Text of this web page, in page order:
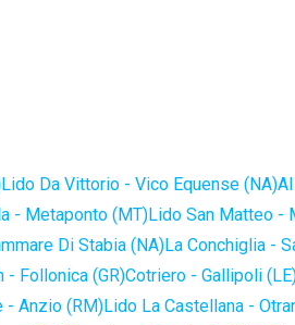
Lido Da Vittorio - Vico Equense (NA)
- Metaponto (MT)Lido San Matteo -
Di Stabia (NA)La Conchiglia -
- Follonica (GR)Cotriero - Gallipoli
- Anzio (RM)Lido La Castellana -